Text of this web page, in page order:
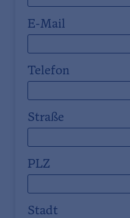
E-Mail
Telefon
Straße
PLZ
Stadt